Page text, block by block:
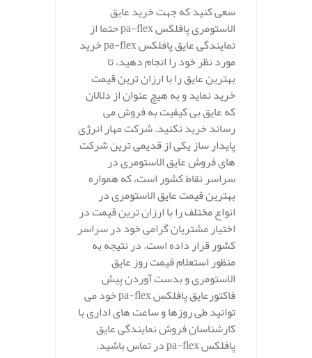
سعی کنید که جهت خرید عایق
الاستومری پافلکس pa-flex حتما از
نمایندگی عایق پافلکس pa-flex خرید
مورد نظر خود را انجام دهید، تا
بهترین عایق را با ارزان ترین قیمت
خرید نماید و به هیچ عنوان از دلالان
که عایق بی کیفیت به فروش می
رساند خرید نکنید. شرکت مهار انرژی
پایدار ساز یکی از قدیمی ترین شرکت
های فروش عایق الاستومری در
سراسر نقاط کشور است، که همواره
بهترین قیمت عایق الاستومری در
انواع مختلف را با ارزان ترین قیمت در
اختیار مشتریان گرامی خود در سراسر
کشور قرار داده است. در نتیجه به
منظور استعلام قیمت روز عایق
الاستومری و بدست آوردن پیش
فاکتورعایق پافلکس pa-flex خود می
توانید طی روزها و ساعت های اداری با
کارشناسان فروش نمایندگی عایق
پافلکس pa-flex در تماس باشید.